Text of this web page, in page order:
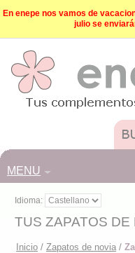
En enepe nos vamos de
julio se
MENU
Idioma:
TUS ZAPATOS DE
Inicio / Zapatos de novia /